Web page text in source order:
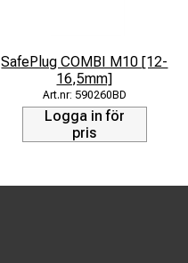
SafePlug COMBI M10 [12-
16,5mm]
590260BD
Logga in för
pris